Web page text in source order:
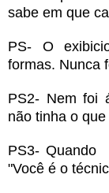
sabe em que
PS- O
formas. Nunca
PS2- Nem foi
não tinha o que
PS3- Quando
"Você é o